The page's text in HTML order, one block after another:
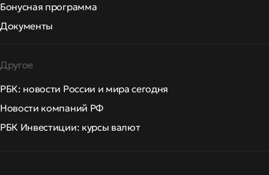
Бонусная программа
Документы
Другое
РБК: новости России и мира сегодня
Новости компаний РФ
РБК Инвестиции: курсы валют